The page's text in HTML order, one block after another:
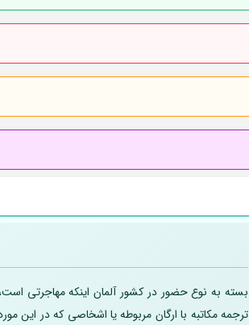
بسته به نوع حضور در کشور آلمان اینکه مهاجرتی
ترجمه مکاتبه با ارگان مربوطه یا اشخاصی که در این